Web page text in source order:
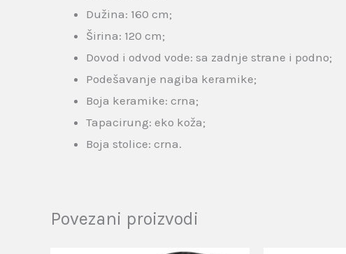
Dužina: 160 cm;
Širina: 120 cm;
Dovod i odvod vode: sa zadnje strane i podno;
Podešavanje nagiba keramike;
Boja keramike: crna;
Tapacirung: eko koža;
Boja stolice: crna.
Povezani proizvodi